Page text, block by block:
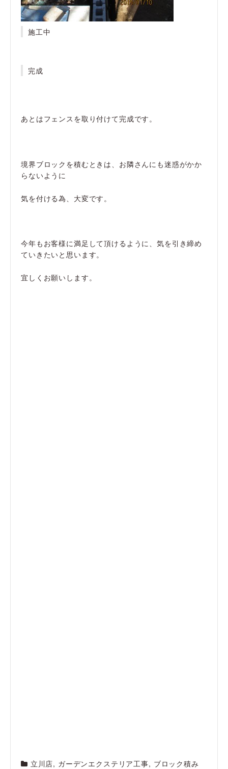
施工中
完成
あとはフェンスを取り付けて完成です。
境界ブロックを積むときは、お隣さんにも迷惑がかか
らないように
気を付ける為、大変です。
今年もお客様に満足して頂けるように、気を引き締め
ていきたいと思います。
宜しくお願いします。
立川店, ガーデンエクステリア工事, ブロック積み